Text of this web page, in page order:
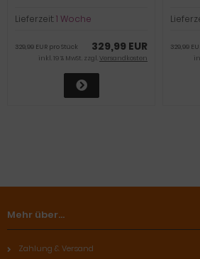
Lieferzeit:1 Woche
329,99 EUR
329,99 EUR pro Stück
inkl. 19 % MwSt. zzgl.Versandkosten
329,99
Mehr über...
Zahlung & Versand